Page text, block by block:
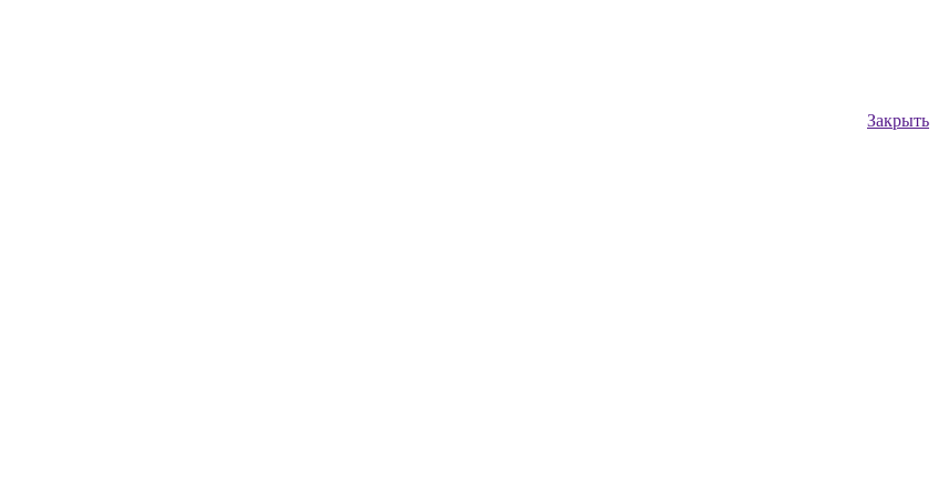
Закрыть